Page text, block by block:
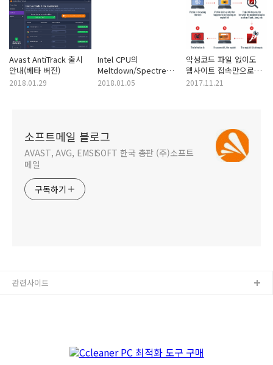
Avast AntiTrack 출시
안내(베타 버전)
2018.01.29
Intel CPU의
Meltdown/Spectre
취약점에 대한 대응 방안
2018.01.05
악성코드 파일 없이도
웹사이트 접속만으로도
랜섬웨어에 감염될 수
2017.11.21
소프트메일 블로그
AVAST, AVG, EMSISOFT 한국 총판 (주)소프트
메일
구독하기
관련사이트